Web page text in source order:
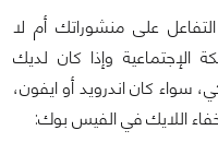
على منشوراتك أم لا
وإذا كان لديك
كان اندرويد أو ايفون،
اللايك في الفيس بوك: